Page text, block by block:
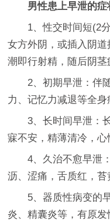
男性患上早泄的症
1、性交时间短(2
女方外阴，或插入阴
潮即行射精，随后阴茎
2、初期早泄：伴
力、记忆力减退等全身
3、长时间早泄：
寐不安，精薄清冷，心
4、久治不愈早泄
沥、涩痛，舌质红，苔
5、器质性病变的
炎、精囊炎等，有原发